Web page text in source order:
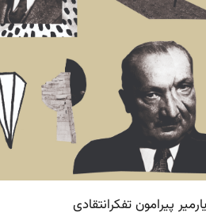
پیرامون تفکرانتقادی